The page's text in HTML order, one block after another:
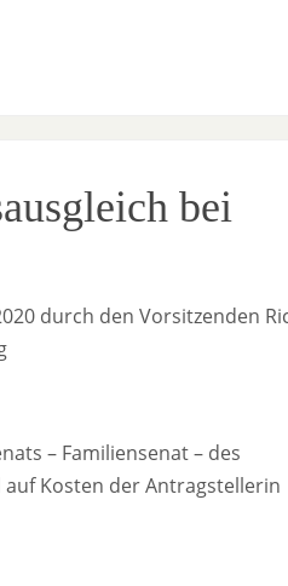
bei
durch den Vorsitzenden
– Familiensenat – des
Kosten der Antragstellerin